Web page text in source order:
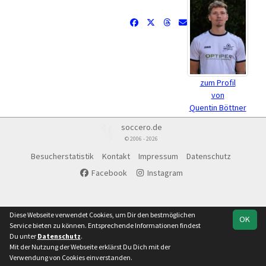
zum Profil
von
Quentin Böttner
soccero.de
© 2006 - 2026
Besucherstatistik Kontakt Impressum
Datenschutz
Facebook
Instagram
OK
Diese Webseite verwendet Cookies, um Dir den bestmöglichen
Service bieten zu können. Entsprechende Informationen findest
Du unter Datenschutz.
Mit der Nutzung der Webseite erklärst Du Dich mit der
Verwendung von Cookies einverstanden.